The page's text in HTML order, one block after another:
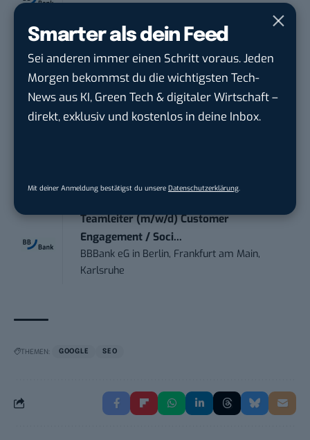
Smarter als dein Feed
Sei anderen immer einen Schritt voraus. Jeden
Morgen bekommst du die wichtigsten Tech-
News aus KI, Green Tech & digitaler Wirtschaft –
direkt, exklusiv und kostenlos in deine Inbox.
Mit deiner Anmeldung bestätigst du unsere Datenschutzerklärung.
Karlsruhe
Bosch GruppeinReutlingen
Teamleiter (m/w/d) Customer
Engagement / Soci...
BBBank eG in Berlin, Frankfurt am Main,
Karlsruhe
THEMEN: GOOGLE SEO